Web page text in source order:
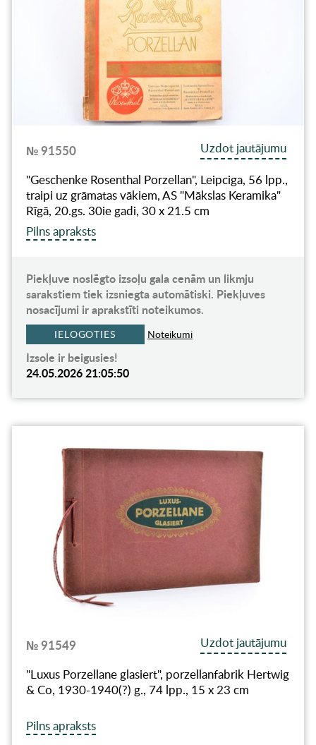
№ 91550
Uzdot jautājumu
"Geschenke Rosenthal Porzellan", Leipciga, 56 lpp.,
traipi uz grāmatas vākiem, AS "Mākslas Keramika"
Rīgā, 20.gs. 30ie gadi, 30 x 21.5 cm
Pilns apraksts
Piekļuve noslēgto izsoļu gala cenām un likmju
sarakstiem tiek izsniegta automātiski. Piekļuves
nosacījumi ir aprakstīti noteikumos.
IELOGOTIES Noteikumi
Izsole ir beigusies!
24.05.2026 21:05:50
№ 91549
Uzdot jautājumu
"Luxus Porzellane glasiert", porzellanfabrik Hertwig
& Co, 1930-1940(?) g., 74 lpp., 15 x 23 cm
Pilns apraksts